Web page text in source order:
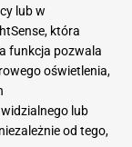
lub w
która
funkcja pozwala
oświetlenia,
lub
od tego,